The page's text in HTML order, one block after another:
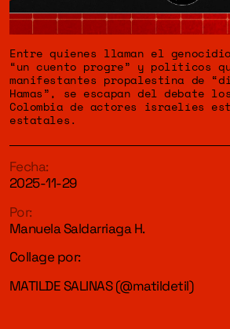
Entre quienes llaman el genocidio
“un cuento progre” y políticos
manifestantes propalestina de “
Hamas ”, se escapan del debate
Colombia de actores israelíes
estatales.
Fecha:
2025-11-29
Por:
Manuela Saldarriaga H.
Collage por:
MATILDE SALINAS (@matildetil)